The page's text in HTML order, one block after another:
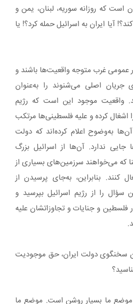
است که روزانه سوریه، لبنان، یمن و
آیا ایران به اسرائیل حمله کرد؟! یا
غرب متوجه واقعیت‌ها باشند و
جریان اصلی می‌شنوند را به‌عنوان
واقعیت موجود این است که رژیم
اشغال کرده و علیه فلسطینی‌ها مرتکب
به‌وضوح اعلام کرده‌اند که دولت
ندارد. آن‌ها از اسرائیل بزرگ
که می‌خواهند سرزمین‌های بسیاری از
کنند. بنابراین، به‌جای پرسیدن از
سؤال را از رژیم اسرائیل بپرسید و
و جنایات و تجاوزاتشان علیه
سخنگوی دولت ایران، حق موجودیت
موضع ما بسیار روشن است. موضع ما